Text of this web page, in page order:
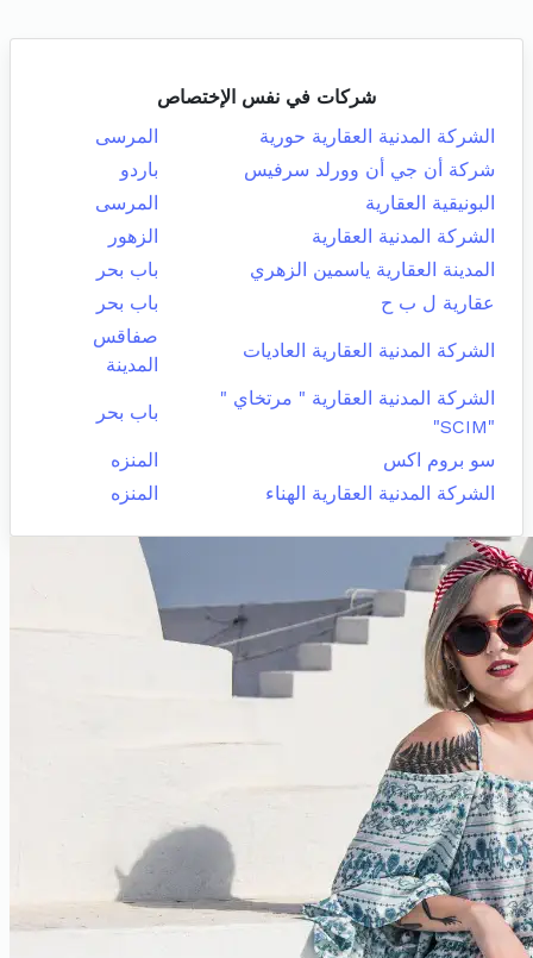
شركات في نفس الإختصاص
الشركة المدنية العقارية حورية
المرسى
شركة أن جي أن وورلد سرفيس
باردو
البونيقية العقارية
المرسى
الشركة المدنية العقارية
الزهور
المدينة العقارية ياسمين الزهري
باب بحر
عقارية ل ب ح
باب بحر
الشركة المدنية العقارية العاديات
صفاقس
المدينة
الشركة المدنية العقارية " مرتخاي "
"SCIM"
باب بحر
سو بروم اكس
المنزه
الشركة المدنية العقارية الهناء
المنزه